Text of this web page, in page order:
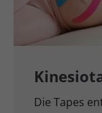
UNSER TEAM
Die Tapes